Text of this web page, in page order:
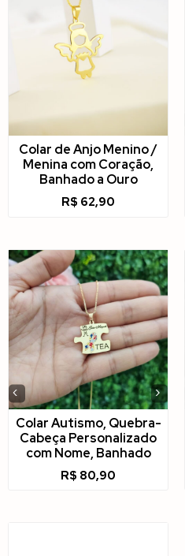
Colar de Anjo Menino /
Menina com Coração,
Banhado a Ouro
R$ 62,90
‹
›
Colar Autismo, Quebra-
Cabeça Personalizado
com Nome, Banhado
R$ 80,90